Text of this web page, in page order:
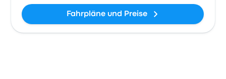
Fahrpläne und Preise